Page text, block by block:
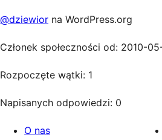
@dziewior na WordPress.org
Członek społeczności od: 2010-
Rozpoczęte wątki: 1
Napisanych odpowiedzi: 0
O nas